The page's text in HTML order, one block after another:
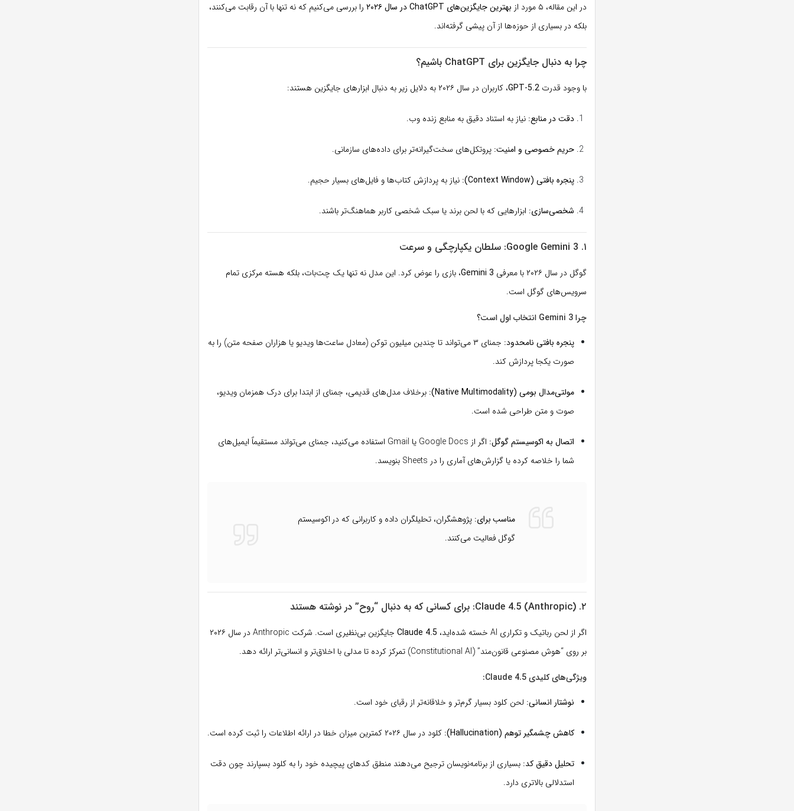
در این مقاله، ۵ مورد از بهترین جایگزین‌های ChatGPT در سال ۲۰۲۶
را بررسی می‌کنیم که نه تنها با آن رقابت می‌کنند،
بلکه در بسیاری از حوزه‌ها از آن پیشی گرفته‌اند.
چرا به دنبال جایگزین برای ChatGPT باشیم؟
با وجود قدرت GPT-5.2، کاربران در سال ۲۰۲۶ به دلایل زیر به دنبال ابزارهای جایگزین هستند:
دقت در منابع: نیاز به استناد دقیق به منابع زنده وب.
حریم خصوصی و امنیت: پروتکل‌های سخت‌گیرانه‌تر برای داده‌های سازمانی.
پنجره بافتی (Context Window): نیاز به پردازش کتاب‌ها و فایل‌های بسیار حجیم.
شخصی‌سازی: ابزارهایی که با لحن برند یا سبک شخصی کاربر هماهنگ‌تر باشند.
۱. Google Gemini 3: سلطان یکپارچگی و سرعت
گوگل در سال ۲۰۲۶ با معرفی Gemini 3، بازی را عوض کرد. این مدل نه تنها یک چت‌بات، بلکه هسته مرکزی تمام
سرویس‌های گوگل است.
چرا Gemini 3 انتخاب اول است؟
پنجره بافتی نامحدود:
جمنای ۳ می‌تواند تا چندین میلیون توکن (معادل ساعت‌ها ویدیو یا هزاران صفحه متن) را به
صورت یکجا پردازش کند.
مولتی‌مدال بومی (Native Multimodality):
برخلاف مدل‌های قدیمی، جمنای از ابتدا برای درک همزمان ویدیو،
صوت و متن طراحی شده است.
اتصال به اکوسیستم گوگل:
اگر از Google Docs یا Gmail استفاده می‌کنید، جمنای می‌تواند مستقیماً ایمیل‌های
شما را خلاصه کرده یا گزارش‌های آماری را در Sheets بنویسد.
مناسب برای: پژوهشگران، تحلیلگران داده و کاربرانی که در اکوسیستم
گوگل فعالیت می‌کنند.
۲. Claude 4.5 (Anthropic): برای کسانی که به دنبال “روح” در نوشته هستند
اگر از لحن رباتیک و تکراری AI خسته شده‌اید، Claude 4.5
جایگزین بی‌نظیری است. شرکت Anthropic در سال ۲۰۲۶
بر روی “هوش مصنوعی قانون‌مند” (Constitutional AI) تمرکز کرده تا مدلی با اخلاق‌تر و انسانی‌تر ارائه دهد.
ویژگی‌های کلیدی Claude 4.5:
نوشتار انسانی: لحن کلود بسیار گرم‌تر و خلاقانه‌تر از رقبای خود است.
کاهش چشمگیر توهم (Hallucination): کلود در سال ۲۰۲۶ کمترین میزان خطا در ارائه اطلاعات را ثبت کرده است.
تحلیل دقیق کد: بسیاری از برنامه‌نویسان ترجیح می‌دهند منطق کدهای پیچیده خود را به کلود بسپارند چون دقت
استدلالی بالاتری دارد.